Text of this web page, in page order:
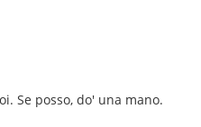
Se posso, do' una mano.